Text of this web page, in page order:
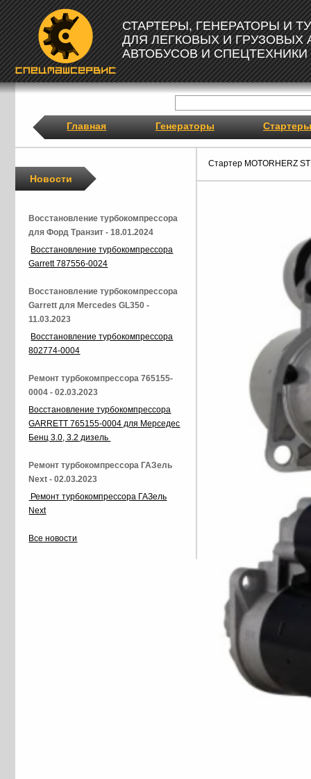
СТАРТЕРЫ, ГЕНЕРАТОРЫ И
ДЛЯ ЛЕГКОВЫХ И ГРУЗОВЫХ
АВТОБУСОВ И СПЕЦТЕХНИКИ
Главная Генераторы Стартеры
Стартер MOTORHERZ
Новости
Восстановление турбокомпрессора
для Форд Транзит - 18.01.2024
Восстановление турбокомпрессора
Garrett 787556-0024
Восстановление турбокомпрессора
Garrett для Mercedes GL350 -
11.03.2023
Восстановление турбокомпрессора
802774-0004
Ремонт турбокомпрессора 765155-
0004 - 02.03.2023
Восстановление турбокомпрессора
GARRETT 765155-0004 для Мерседес
Бенц 3.0, 3.2 дизель
Ремонт турбокомпрессора ГАЗель
Next - 02.03.2023
Ремонт турбокомпрессора ГАЗель
Next
Все новости